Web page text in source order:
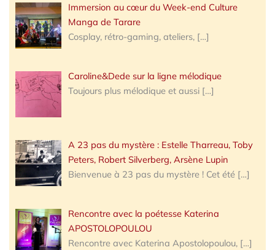
Immersion au cœur du Week-end Culture
Manga de Tarare
Cosplay, rétro-gaming, ateliers, […]
Caroline&Dede sur la ligne mélodique
Toujours plus mélodique et aussi […]
A 23 pas du mystère : Estelle Tharreau, Toby
Peters, Robert Silverberg, Arsène Lupin
Bienvenue à 23 pas du mystère ! Cet été […]
Rencontre avec la poétesse Katerina
APOSTOLOPOULOU
Rencontre avec Katerina Apostolopoulou, […]